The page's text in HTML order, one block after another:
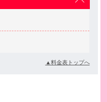
▲料金表トップへ